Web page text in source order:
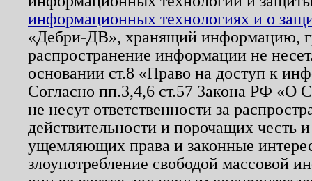
информационных технологиях и о
«Дебри-ДВ», хранящий информацию,
распространение информации не
основании ст.8 «Право на доступ к
Согласно пп.3,4,6 ст.57 Закона РФ «О
не несут ответственности за
действительности и порочащих честь
ущемляющих права и законные
злоупотребление свободой массовой